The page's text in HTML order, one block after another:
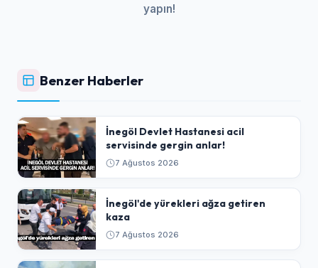
yapın!
Benzer Haberler
İnegöl Devlet Hastanesi acil
servisinde gergin anlar!
7 Ağustos 2026
İnegöl'de yürekleri ağza getiren
kaza
7 Ağustos 2026